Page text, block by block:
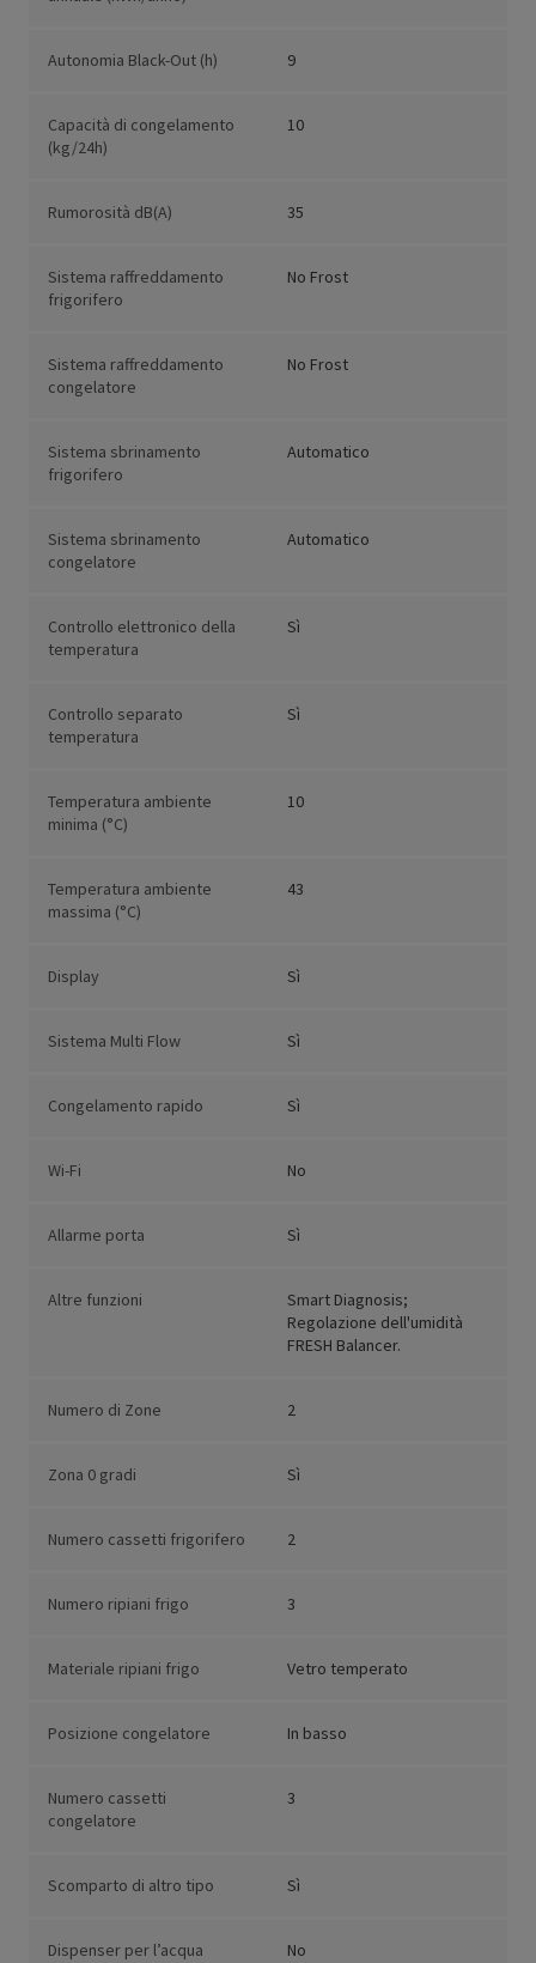
Autonomia Black-Out (h) 9
Capacità di congelamento
(kg/24h)
10
Rumorosità dB(A) 35
Sistema raffreddamento
frigorifero
No Frost
Sistema raffreddamento
congelatore
No Frost
Sistema sbrinamento
frigorifero
Automatico
Sistema sbrinamento
congelatore
Automatico
Controllo elettronico della
temperatura
Sì
Controllo separato
temperatura
Sì
Temperatura ambiente
minima (°C)
10
Temperatura ambiente
massima (°C)
43
Display Sì
Sistema Multi Flow Sì
Congelamento rapido Sì
Wi-Fi No
Allarme porta Sì
Altre funzioni
Smart Diagnosis;
Regolazione dell'umidità
FRESH Balancer.
Numero di Zone 2
Zona 0 gradi Sì
Numero cassetti frigorifero 2
Numero ripiani frigo 3
Materiale ripiani frigo Vetro temperato
Posizione congelatore In basso
Numero cassetti
congelatore
3
Scomparto di altro tipo Sì
Dispenser per l’acqua No